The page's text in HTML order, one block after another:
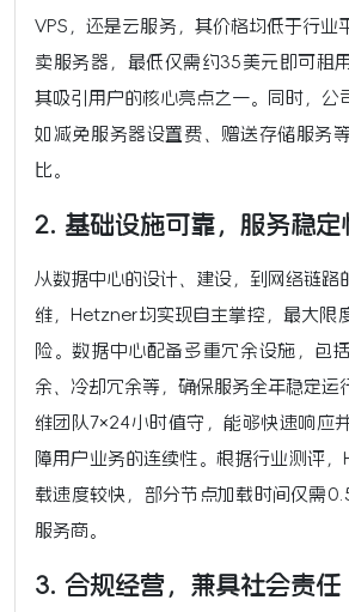
VPS，还是云服务，其价格均低于行业
卖服务器，最低仅需约35美元即可租
其吸引用户的核心亮点之一。同时，公
如减免服务器设置费、赠送存储服务
比。
2. 基础设施可靠，服务稳定
从数据中心的设计、建设，到网络链路
维，Hetzner均实现自主掌控，最大限
险。数据中心配备多重冗余设施，包
余、冷却冗余等，确保服务全年稳定运
维团队7×24小时值守，能够快速响应
障用户业务的连续性。根据行业测评
载速度较快，部分节点加载时间仅需
服务商。
3. 合规经营，兼具社会责任